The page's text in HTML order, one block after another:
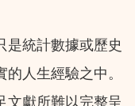
是統計數據或歷史
人生經驗之中。
文獻所難以完整呈